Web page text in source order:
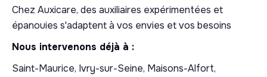
Chez Auxicare, des auxiliaires expérimentées et
épanouies s'adaptent à vos envies et vos besoins
Nous intervenons déjà à :
Saint-Maurice, Ivry-sur-Seine, Maisons-Alfort,